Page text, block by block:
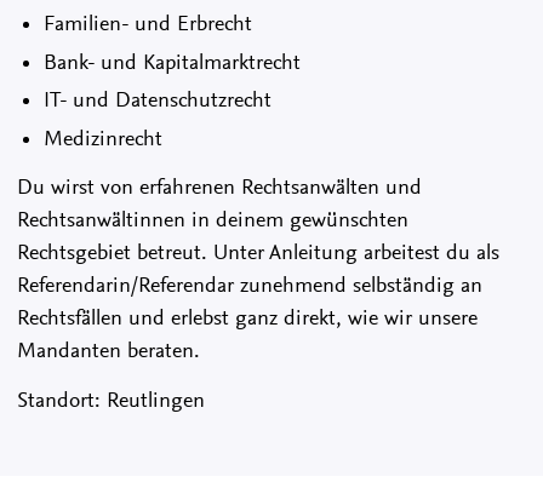
Familien- und Erbrecht
Bank- und Kapitalmarktrecht
IT- und Datenschutzrecht
Medizinrecht
Du wirst von erfahrenen Rechtsanwälten und
Rechtsanwältinnen in deinem gewünschten
Rechtsgebiet betreut. Unter Anleitung arbeitest du als
Referendarin/Referendar zunehmend selbständig an
Rechtsfällen und erlebst ganz direkt, wie wir unsere
Mandanten beraten.
Standort: Reutlingen